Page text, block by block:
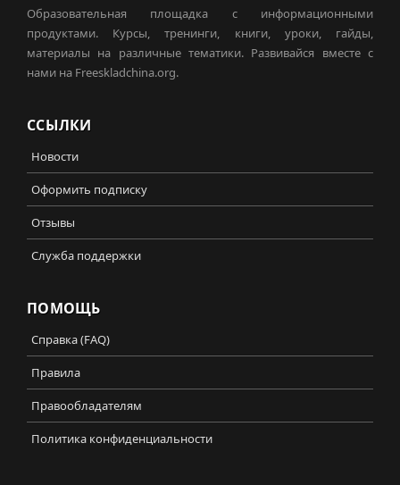
Образовательная площадка с информационными
продуктами. Курсы, тренинги, книги, уроки, гайды,
материалы на различные тематики. Развивайся вместе с
нами на Freeskladchina.org.
ССЫЛКИ
Новости
Оформить подписку
Отзывы
Служба поддержки
ПОМОЩЬ
Справка (FAQ)
Правила
Правообладателям
Политика конфиденциальности